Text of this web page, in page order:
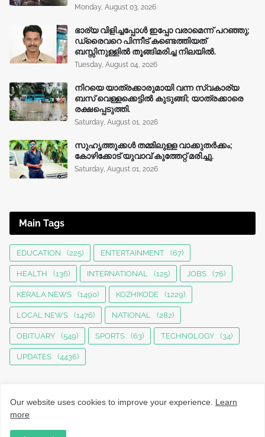
Monday, August 03, 2026
ഭാര്യ വിളിച്ചപ്പോള്‍ ഇപ്പോ വരാമെന്ന് പറഞ്ഞു;
ഡ്രൈവറെ പിന്നീട് കണ്ടെത്തിയത്
ബസ്സിനുള്ളില്‍ തൂങ്ങിമരിച്ച നിലയിൽ.
Tuesday, August 04, 2026
നിറയെ യാത്രക്കാരുമായി വന്ന സ്വകാര്യ
ബസ് വെള്ളക്കെട്ടിൽ കുടുങ്ങി; യാത്രക്കാരെ
രക്ഷപ്പെടുത്തി.
Saturday, August 01, 2026
സുഹൃത്തുക്കൾ തമ്മിലുള്ള വാക്കുതർക്കം;
കോഴിക്കോട് യുവാവ് കുത്തേറ്റ് മരിച്ചു.
Saturday, August 01, 2026
Main Tags
EDUCATION (225) ENTERTAINMENT (67)
HEALTH (136) INTERNATIONAL (125) JOBS (76)
KERALA NEWS (1490) KOZHIKODE (1229)
LOCAL NEWS (1476) NATIONAL (282)
OBITUARY (549) SPORTS (63) TECHNOLOGY (34)
UPDATES (4436)
Our website uses cookies to improve your experience. Learn
more